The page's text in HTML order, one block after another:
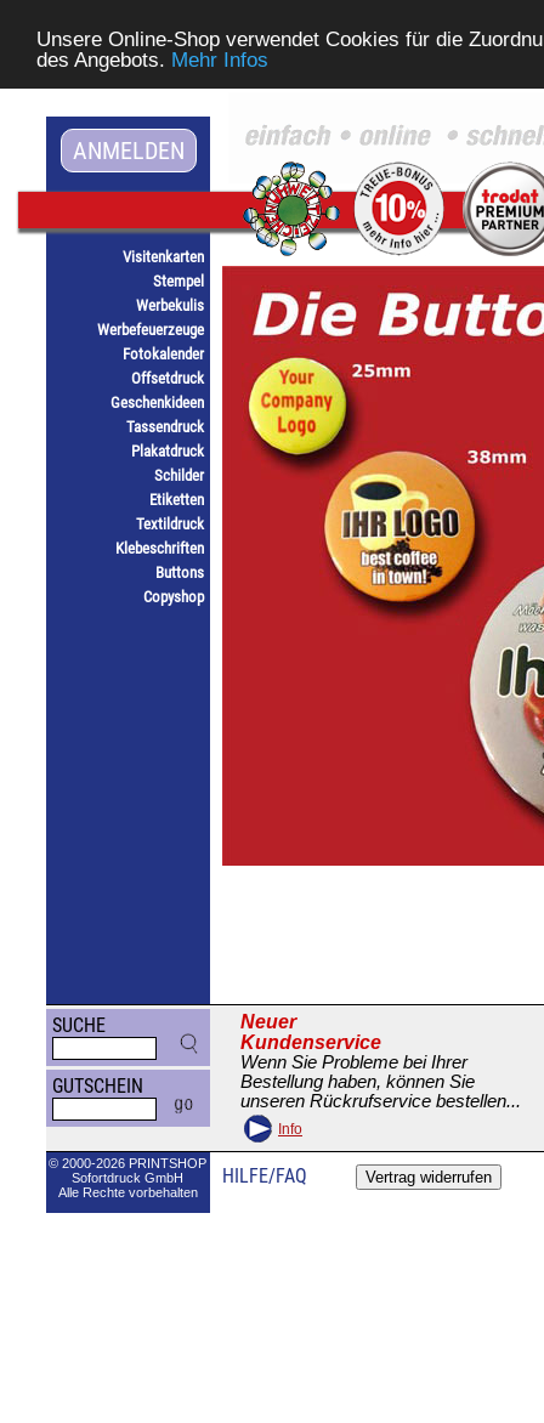
Unsere Online-Shop verwendet Cookies für die
des Angebots. Mehr Infos
ANMELDEN
Visitenkarten
Stempel
Werbekulis
Werbefeuerzeuge
Fotokalender
Offsetdruck
Geschenkideen
Tassendruck
Plakatdruck
Schilder
Etiketten
Textildruck
Klebeschriften
Buttons
Copyshop
SUCHE
GUTSCHEIN
Neuer
Kundenservice
Wenn Sie Probleme bei Ihrer
Bestellung haben, können Sie
unseren Rückrufservice bestellen...
Info
© 2000-2026 PRINTSHOP
Sofortdruck GmbH
Alle Rechte vorbehalten
HILFE/FAQ